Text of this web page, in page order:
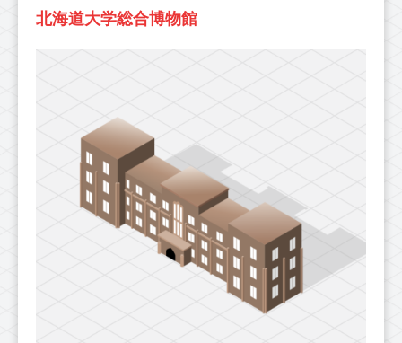
北海道大学総合博物館